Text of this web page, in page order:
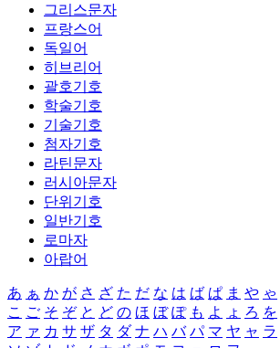
그리스문자
프랑스어
독일어
히브리어
괄호기호
학술기호
기술기호
첨자기호
라틴문자
러시아문자
단위기호
일반기호
로마자
아랍어
あ ぁ か が さ ざ た だ な は ば ぱ ま や ゃ
こ ご そ ぞ と ど の ほ ぼ ぽ も よ ょ ろ を
ア ァ カ サ ザ タ ダ ナ ハ バ パ マ ヤ ャ ラ